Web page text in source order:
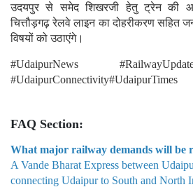
उदयपुर से समेद शिखरजी हेतु ट्रेन की
चित्तौड़गढ़ रेलवे लाइन का दोहरीकरण सहित
विषयों को उठाएंगे।
#UdaipurNews
#UdaipurConnectivity#UdaipurTimes
FAQ Section:
What major railway demands will be
A Vande Bharat Express between
connecting Udaipur to South and North